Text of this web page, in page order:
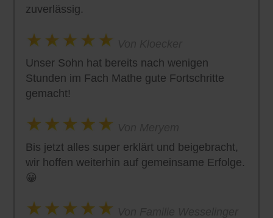
zuverlässig.
Unser Sohn hat bereits nach wenigen
Stunden im Fach Mathe gute Fortschritte
gemacht!
Bis jetzt alles super erklärt und beigebracht,
wir hoffen weiterhin auf gemeinsame Erfolge.
😀